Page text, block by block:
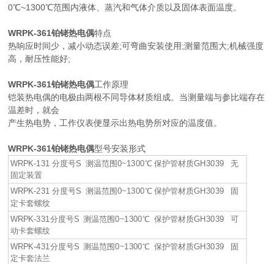
0℃~1300℃范围内液体、蒸汽和气体介质以及固体表面温度。
WRPK-361铂铑热电偶特点
热响应时间少，减小动态误差;可弯曲安装使用;测量范围大;机械强度
高，耐压性能好;
WRPK-361铂铑热电偶工作原理
铠装热电偶的电极由两根不同导体材质组成。当测量端与参比端存在
温差时，就会
产生热电势，工作仪表便显示出热电势所对应的温度值。
WRPK-361铂铑热电偶型号安装形式
WRPK-131 分度号S 测温范围0~1300℃ 保护管材质GH3039 无
固定装置
WRPK-231 分度号S 测温范围0~1300℃ 保护管材质GH3039 固
定卡套螺纹
WRPK-331分度号S 测温范围0~1300℃ 保护管材质GH3039 可
动卡套螺纹
WRPK-431分度号S 测温范围0~1300℃ 保护管材质GH3039 固
定卡套法兰